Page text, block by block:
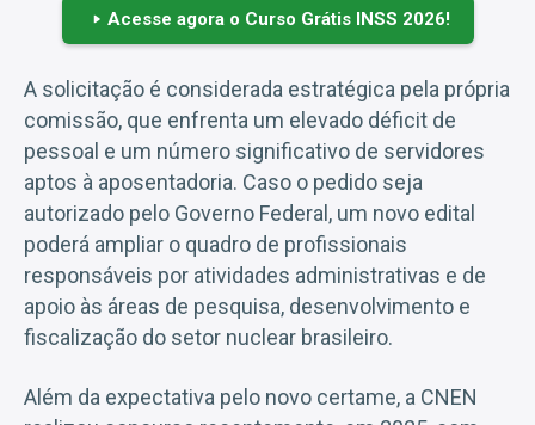
Acesse agora o Curso Grátis INSS 2026!
A solicitação é considerada estratégica pela própria
comissão, que enfrenta um elevado déficit de
pessoal e um número significativo de servidores
aptos à aposentadoria. Caso o pedido seja
autorizado pelo Governo Federal, um novo edital
poderá ampliar o quadro de profissionais
responsáveis por atividades administrativas e de
apoio às áreas de pesquisa, desenvolvimento e
fiscalização do setor nuclear brasileiro.
Além da expectativa pelo novo certame, a CNEN